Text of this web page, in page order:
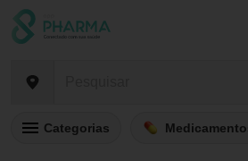
Categorias